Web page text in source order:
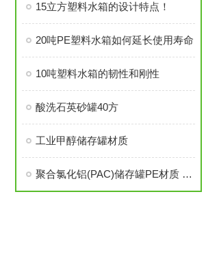
15立方塑料水箱的设计特点！
20吨PE塑料水箱如何延长使用寿命
10吨塑料水箱的韧性和刚性
酸洗石英砂罐40方
工业甲醇储存罐材质
聚合氯化铝(PAC)储存罐PE材质 水处理加药罐